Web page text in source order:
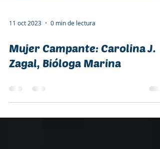
11 oct 2023 0 min de lectura
Mujer Campante: Carolina J.
Zagal, Bióloga Marina